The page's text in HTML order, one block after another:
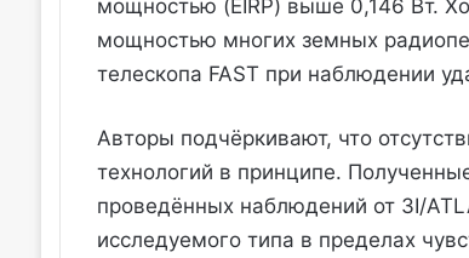
мощностью (EIRP) выше 0,146 Вт.
мощностью многих земных
телескопа FAST при наблюдении
Авторы подчёркивают, что
технологий в принципе.
проведённых наблюдений от 3I/
исследуемого типа в пределах